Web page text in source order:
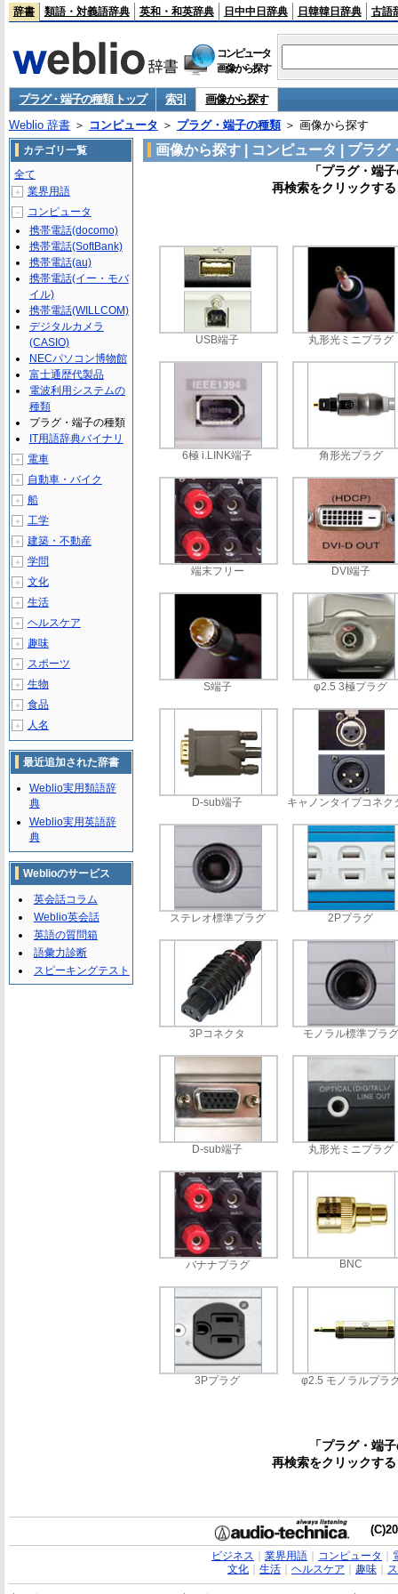
辞書 類語・対義語辞典 英和・和英辞典 日中中日辞典 日韓韓日辞典 古語
コンピュータ
画像から探す
プラグ・端子の種類 トップ 索引
画像から探す
Weblio 辞書＞ コンピュータ ＞ プラグ・端子の種類＞ 画像から探す
画像から探す | コンピュータ | プラグ
「プラグ・端
再検索をクリックす
USB端子 丸形光ミニプラグ
6極 i.LINK端子 角形光プラグ
端末フリー DVI端子
S端子 φ2.5 3極プラグ
D-sub端子 キャノンタイプコネク
ステレオ標準プラグ 2Pプラグ
3Pコネクタ モノラル標準プラグ
D-sub端子 丸形光ミニプラグ
バナナプラグ BNC
3Pプラグ φ2.5 モノラルプラ
「プラグ・端
再検索をクリックす
カテゴリ一覧
全て
＋ 業界用語
－
コンピュータ
携帯電話(docomo)
携帯電話(SoftBank)
携帯電話(au)
携帯電話(イー・モバ
イル)
携帯電話(WILLCOM)
デジタルカメラ
(CASIO)
NECパソコン博物館
富士通歴代製品
電波利用システムの
種類
プラグ・端子の種類
IT用語辞典バイナリ
＋ 電車
＋ 自動車・バイク
＋ 船
＋ 工学
＋ 建築・不動産
＋ 学問
＋ 文化
＋ 生活
＋ ヘルスケア
＋ 趣味
＋ スポーツ
＋ 生物
＋ 食品
＋ 人名
最近追加された辞書
Weblio実用類語辞
典
Weblio実用英語辞
典
Weblioのサービス
英会話コラム
Weblio英会話
英語の質問箱
語彙力診断
スピーキングテスト
ビジネス 業界用語｜ コンピュータ
文化｜ 生活｜ ヘルスケア 趣味｜